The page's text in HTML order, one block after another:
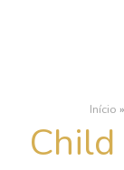
Início »